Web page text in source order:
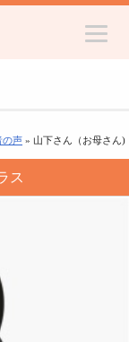
の声 » 山下さん（お母さん)
ス